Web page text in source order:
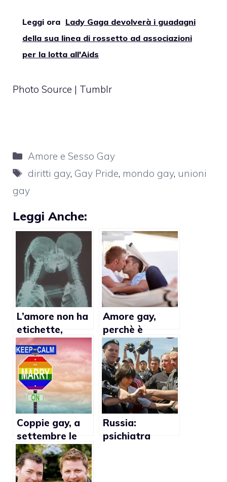
Leggi ora Lady Gaga devolverà i guadagni
della sua linea di rossetto ad associazioni
per la lotta all'Aids
Photo Source | Tumblr
Categorie
Amore e Sesso Gay
Tag
diritti gay, Gay Pride, mondo gay, unioni
gay
Leggi Anche:
L’amore non ha
etichette,
campagna
virale (VIDEO)
Amore gay,
perchè è
considerato
diverso?
Coppie gay, a
settembre le
unioni civili
come in
Germania?
Russia:
psichiatra